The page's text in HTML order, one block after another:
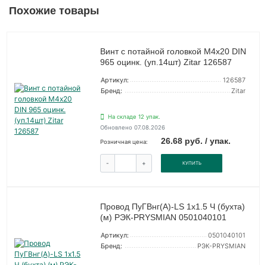
Похожие товары
Винт с потайной головкой М4х20 DIN
965 оцинк. (уп.14шт) Zitar 126587
Артикул:
126587
Бренд:
Zitar
На складе 12 упак.
Обновлено 07.08.2026
Розничная цена: 26.68 руб. / упак.
- + КУПИТЬ
Провод ПуГВнг(А)-LS 1х1.5 Ч (бухта)
(м) РЭК-PRYSMIAN 0501040101
Артикул:
0501040101
Бренд:
РЭК-PRYSMIAN